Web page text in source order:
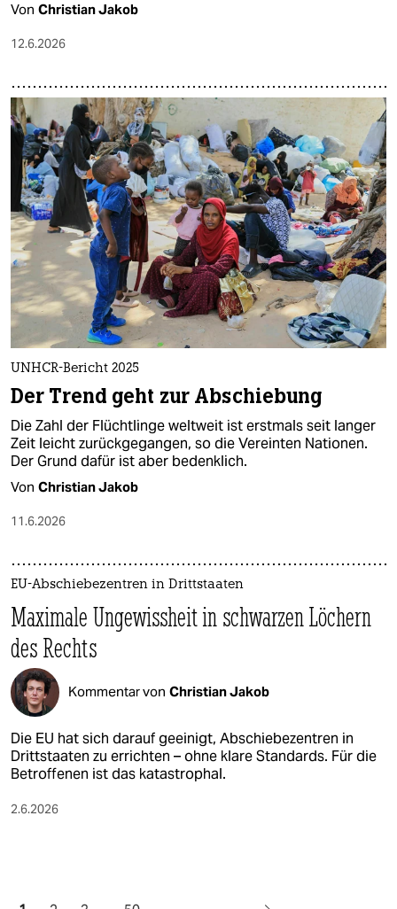
Von Christian Jakob
12.6.2026
UNHCR-Bericht 2025
Der Trend geht zur Abschiebung
Die Zahl der Flüchtlinge weltweit ist erstmals seit langer
Zeit leicht zurückgegangen, so die Vereinten Nationen.
Der Grund dafür ist aber bedenklich.
Von Christian Jakob
11.6.2026
EU-Abschiebezentren in Drittstaaten
Maximale Ungewissheit in schwarzen Löchern
des Rechts
Kommentar von Christian Jakob
Die EU hat sich darauf geeinigt, Abschiebezentren in
Drittstaaten zu errichten – ohne klare Standards. Für die
Betroffenen ist das katastrophal.
2.6.2026